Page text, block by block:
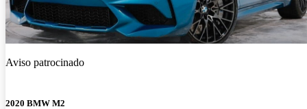
Aviso patrocinado
2020 BMW M2